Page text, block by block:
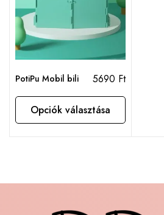
PotiPu Mobil bili 5690 Ft
Opciók választása